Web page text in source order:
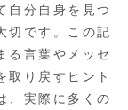
自分自身を見つ
切です。この記
る言葉やメッセ
取り戻すヒント
、実際に多くの